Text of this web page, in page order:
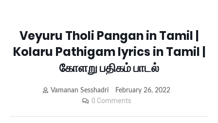
Veyuru Tholi Pangan in Tamil |
Kolaru Pathigam lyrics in Tamil |
கோளறு பதிகம் பாடல்
Vamanan Sesshadri February 26, 2022
0 Comments